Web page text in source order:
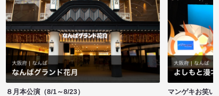
８月本公演（8/1～8/23）
マンゲキお笑い